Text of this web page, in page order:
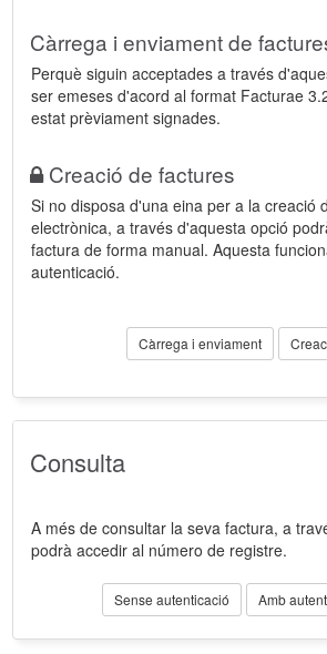
Càrrega i enviament de
Perquè siguin acceptades a través
ser emeses d'acord al format Facturae
estat prèviament signades.
Creació de factures
Si no disposa d'una eina per a la creació
electrònica, a través d'aquesta opció
factura de forma manual. Aquesta
autenticació.
Càrrega i enviament
Consulta
A més de consultar la seva factura, a
podrà accedir al número de registre.
Sense autenticació Amb